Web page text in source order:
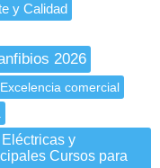
y Calidad
2026
comercial
y
Cursos para